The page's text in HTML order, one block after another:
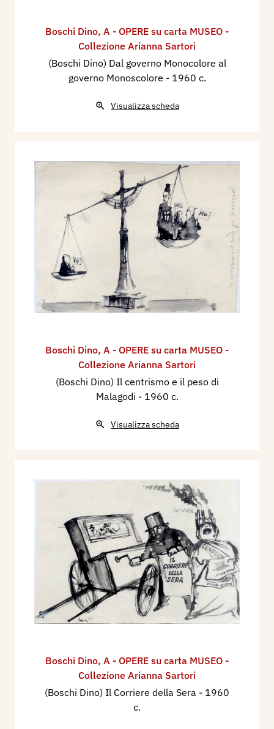
Boschi Dino, A - OPERE su carta MUSEO -
Collezione Arianna Sartori
(Boschi Dino) Dal governo Monocolore al
governo Monoscolore - 1960 c.
Visualizza scheda
Boschi Dino, A - OPERE su carta MUSEO -
Collezione Arianna Sartori
(Boschi Dino) Il centrismo e il peso di
Malagodi - 1960 c.
Visualizza scheda
Boschi Dino, A - OPERE su carta MUSEO -
Collezione Arianna Sartori
(Boschi Dino) Il Corriere della Sera - 1960
c.